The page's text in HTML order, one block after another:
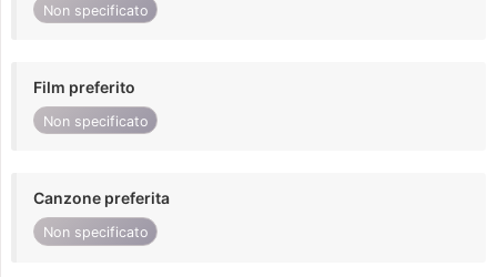
Non specificato
Film preferito
Non specificato
Canzone preferita
Non specificato